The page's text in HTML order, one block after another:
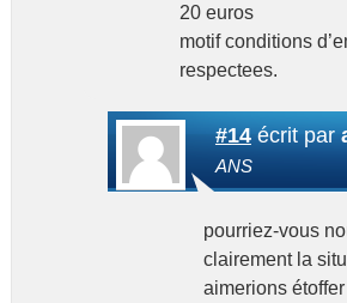
20 euros
motif conditions
respectees.
#14écrit par
ANS
pourriez-vous
clairement la
aimerions étoffer